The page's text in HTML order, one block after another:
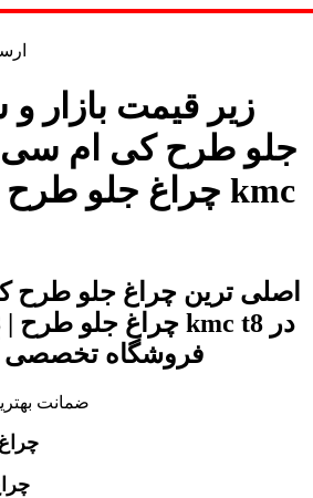
زیر قیمت بازار
فروشگاه تخصصی
ضمانت بهترین